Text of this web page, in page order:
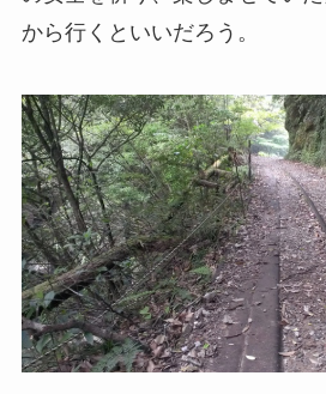
から行くといいだろう。